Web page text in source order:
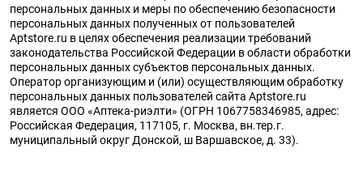
персональных данных и меры по обеспечению безопасности
персональных данных полученных от пользователей
Aptstore.ru в целях обеспечения реализации требований
законодательства Российской Федерации в области обработки
персональных данных субъектов персональных данных.
Оператор организующим и (или) осуществляющим обработку
персональных данных пользователей сайта Aptstore.ru
является ООО «Аптека-риэлти» (ОГРН 1067758346985, адрес:
Российская Федерация, 117105, г. Москва, вн.тер.г.
муниципальный округ Донской, ш Варшавское, д. 33).
Дыхательная
система
Костно-
мышечная
система
Кровь и
кровообращение
Лечение
диабета
Мочеполовая
система
Нервная
система
с магнием
с селеном
Витамины
с цинком
Для
беременных
и
кормящих
Для детей
Поливитаминные
препараты
ногтей
системы
Для
мужчин
Для
нервной
системы
Для
памяти
Для печени
для ванны
и душа
Средства
для
ежедневной
гигиены
Средства
для
защиты от
солнца и
для загара
Массаж и
релаксация
Опорно-
двигательная
система
Перевязочные
материалы
Пластыри
Презервативы,
гель-
Растворы
для линз и
Средства
реабилитации
Стельки и
корректоры
стопы